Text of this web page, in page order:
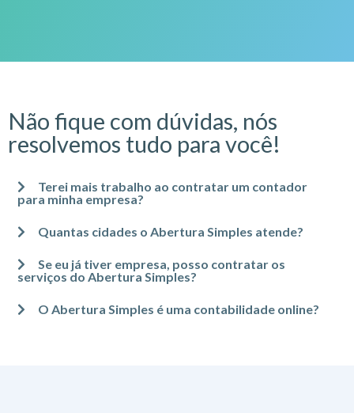
Não fique com dúvidas, nós
resolvemos tudo para você!
Terei mais trabalho ao contratar um contador
para minha empresa?
Quantas cidades o Abertura Simples atende?
Se eu já tiver empresa, posso contratar os
serviços do Abertura Simples?
O Abertura Simples é uma contabilidade online?